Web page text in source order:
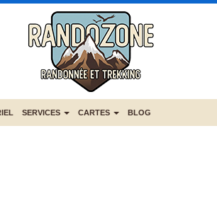
SERVICES CARTES BLOG